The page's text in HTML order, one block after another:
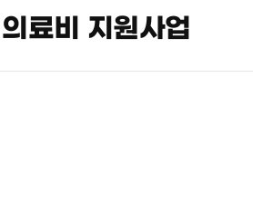
료비 지원사업